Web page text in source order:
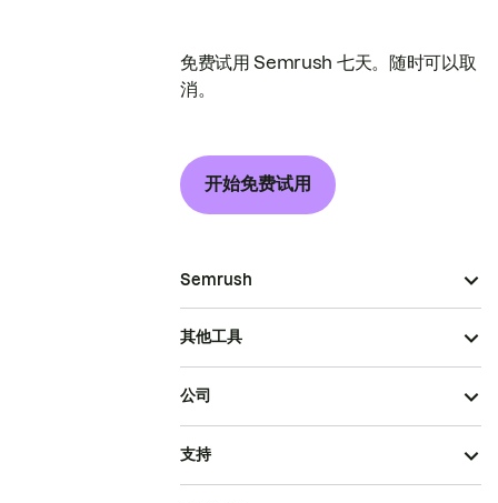
免费试用 Semrush 七天。随时可以取
消。
开始免费试用
Semrush
其他工具
公司
支持